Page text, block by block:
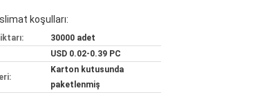
koşulları:
30000 adet
USD 0.02-0.39 PC
Karton kutusunda
paketlenmiş